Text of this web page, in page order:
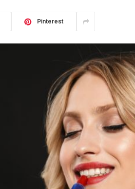
Pinterest